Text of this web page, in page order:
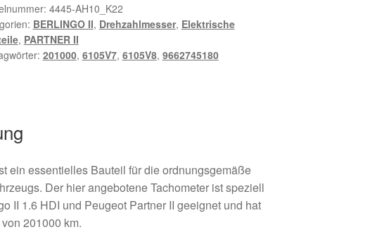
4445-AH10_K22
BERLINGO II, Drehzahlmesser, Elektrische
, PARTNER II
201000, 6105V7, 6105V8, 9662745180
ein essentielles Bauteil für die ordnungsgemäße
Der hier angebotene Tachometer ist speziell
II 1.6 HDI und Peugeot Partner II geeignet und hat
201000 km.